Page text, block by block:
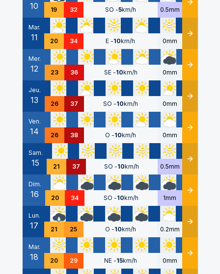
10 19 32 SO -5km/h 0.5mm Détails
Mar.
11 20 34 E -10km/h 0mm Détails
Mer.
12 23 36 SE -10km/h 0mm Détails
Jeu.
13 26 37 SO -10km/h 0mm Détails
Ven.
14 26 38 O -10km/h 0mm Détails
Sam.
15 21 37 SO -10km/h 0.5mm Détails
Dim.
16 20 34 SO -10km/h 1mm Détails
Lun.
17 21 25 O -10km/h 0.2mm Détails
Mar.
18 20 29 NE -15km/h 0mm Détails